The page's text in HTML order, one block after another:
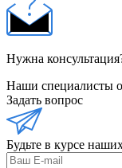
Нужна
Наши специалисты
Задать вопрос
Будьте в курсе